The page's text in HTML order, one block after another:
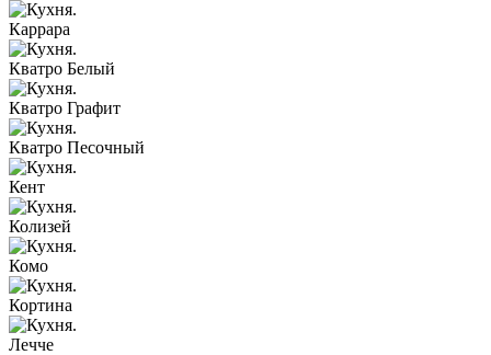
Каррара
Кватро Белый
Кватро Графит
Кватро Песочный
Кент
Колизей
Комо
Кортина
Лечче